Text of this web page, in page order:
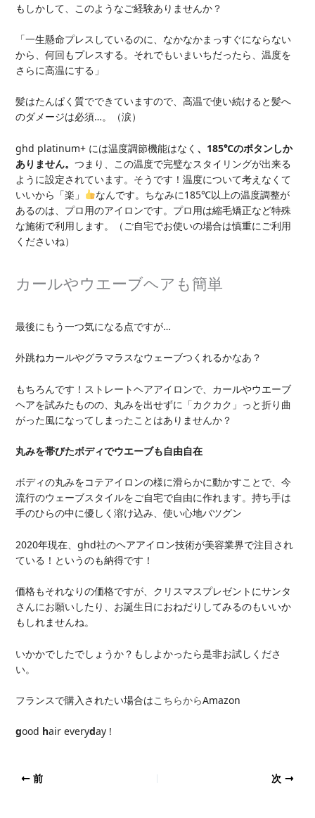
もしかして、このようなご経験ありませんか？
「一生懸命プレスしているのに、なかなかまっすぐにならない
から、何回もプレスする。それでもいまいちだったら、温度を
さらに高温にする」
髪はたんぱく質でできていますので、高温で使い続けると髪へ
のダメージは必須…。（涙）
ghd platinum+ には温度調節機能はなく 、185℃のボタンしか
ありません。つまり、この温度で完璧なスタイリングが出来る
ように設定されています。そうです！温度について考えなくて
いいから「楽」
なんです。ちなみに185℃以上の温度調整が
あるのは、プロ用のアイロンです。プロ用は縮毛矯正など特殊
な施術で利用します。（ご自宅でお使いの場合は慎重にご利用
くださいね）
カールやウエーブヘアも簡単
最後にもう一つ気になる点ですが…
外跳ねカールやグラマラスなウェーブつくれるかなあ？
もちろんです！ストレートヘアアイロンで、カールやウエーブ
ヘアを試みたものの、丸みを出せずに「カクカク」っと折り曲
がった風になってしまったことはありませんか？
丸みを帯びたボディでウエーブも自由自在
ボディの丸みをコテアイロンの様に滑らかに動かすことで、今
流行のウェーブスタイルをご自宅で自由に作れます。持ち手は
手のひらの中に優しく溶け込み、使い心地バツグン
2020年現在、ghd社のヘアアイロン技術が美容業界で注目され
ている！というのも納得です！
価格もそれなりの価格ですが、クリスマスプレゼントにサンタ
さんにお願いしたり、お誕生日におねだりしてみるのもいいか
もしれませんね。
いかかでしたでしょうか？もしよかったら是非お試しくださ
い。
フランスで購入されたい場合はこちらからAmazon
good hair everyday !
前 次